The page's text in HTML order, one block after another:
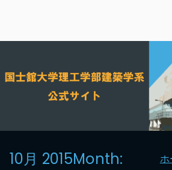
を
キ
国士舘大学理
築学系公式サ
10月 2015Month: ホ